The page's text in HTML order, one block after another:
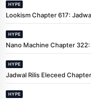
HYPE
Lookism Chapter 617:
HYPE
Nano Machine Chapter
HYPE
Jadwal Rilis Eleceed
HYPE